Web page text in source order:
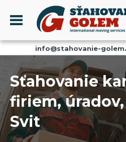
Menu
PROFIL
SŤAHOVANIE - SŤAHOVACIE
DOPRAVA - DOPRAVNÉ
AKCIE A ZĽAVY
SKLADOVANIE
REFERENCIE
info@stahovanie-
Sťahovanie
firiem,
Svit